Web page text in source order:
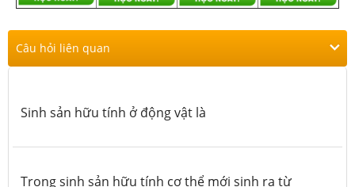
Câu hỏi liên quan
Sinh sản hữu tính ở động vật là
Trong sinh sản hữu tính cơ thể mới sinh ra từ